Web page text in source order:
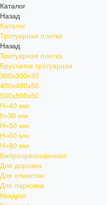
Каталог
Назад
Каталог
Тротуарная плитка
Назад
Тротуарная плитка
Брусчатка тротуарная
300х300х30
400х400х50
500х500х50
H=40 мм
h=30 мм
H=50 мм
H=60 мм
H=80 мм
Вибропрессованная
Для дорожек
Для отмостки
Для парковки
Квадрат